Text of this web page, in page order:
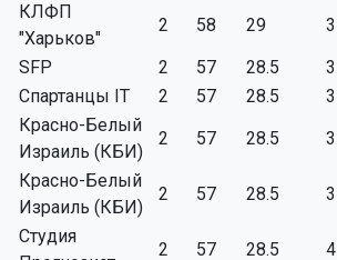
КЛФП
"Харьков"
2 58 29
3
SFP 2 57 28.5
3
Спартанцы IT 2 57 28.5
3
Красно-Белый
Израиль (КБИ)
2 57 28.5 3
Красно-Белый
Израиль (КБИ)
2 57 28.5 3
Студия
2 57 28.5
4